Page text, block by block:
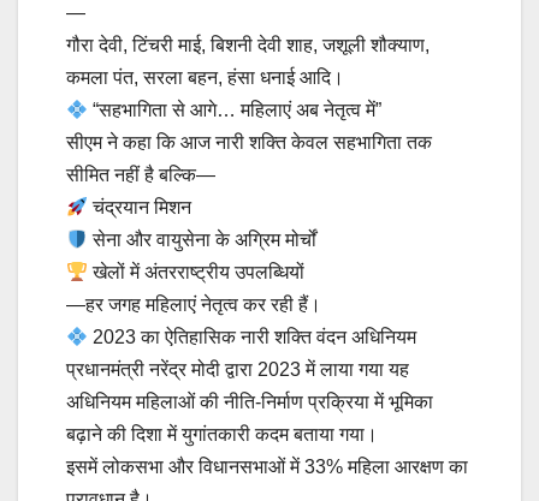
—
गौरा देवी, टिंचरी माई, बिशनी देवी शाह, जशूली शौक्याण,
कमला पंत, सरला बहन, हंसा धनाई आदि।
“सहभागिता से आगे… महिलाएं अब नेतृत्व में”
सीएम ने कहा कि आज नारी शक्ति केवल सहभागिता तक
सीमित नहीं है बल्कि—
चंद्रयान मिशन
सेना और वायुसेना के अग्रिम मोर्चों
खेलों में अंतरराष्ट्रीय उपलब्धियों
—हर जगह महिलाएं नेतृत्व कर रही हैं।
2023 का ऐतिहासिक नारी शक्ति वंदन अधिनियम
प्रधानमंत्री नरेंद्र मोदी द्वारा 2023 में लाया गया यह
अधिनियम महिलाओं की नीति-निर्माण प्रक्रिया में भूमिका
बढ़ाने की दिशा में युगांतकारी कदम बताया गया।
इसमें लोकसभा और विधानसभाओं में 33% महिला आरक्षण का